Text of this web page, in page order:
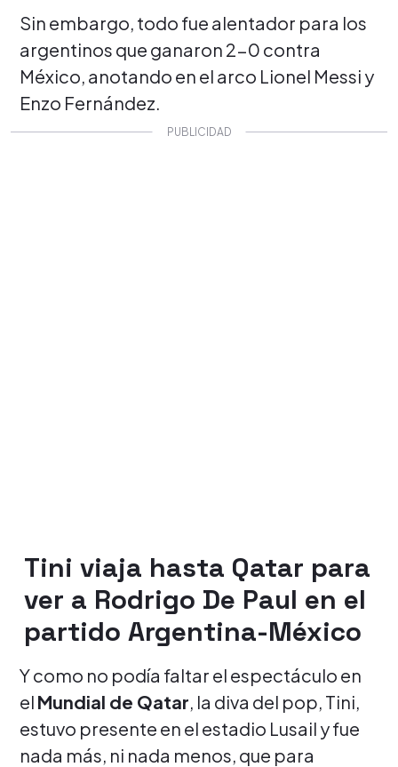
Sin embargo, todo fue alentador para los
argentinos que ganaron 2-0 contra
México, anotando en el arco Lionel Messi y
Enzo Fernández.
Tini viaja hasta Qatar para
ver a Rodrigo De Paul en el
partido Argentina-México
Y como no podía faltar el espectáculo en
el Mundial de Qatar, la diva del pop, Tini,
estuvo presente en el estadio Lusail y fue
nada más, ni nada menos, que para